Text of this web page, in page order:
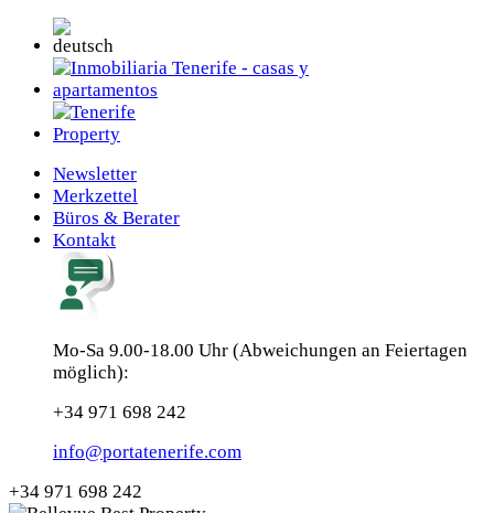
Newsletter
Merkzettel
Büros & Berater
Kontakt
Mo-Sa 9.00-18.00 Uhr (Abweichungen an Feiertagen
möglich):
+34 971 698 242
info@portatenerife.com
+34 971 698 242